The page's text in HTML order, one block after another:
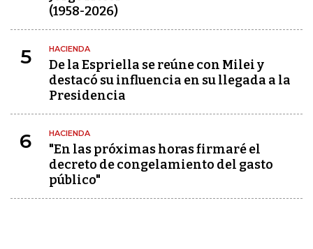
(1958-2026)
5 HACIENDA
De la Espriella se reúne con Milei y
destacó su influencia en su llegada a la
Presidencia
6 HACIENDA
"En las próximas horas firmaré el
decreto de congelamiento del gasto
público"